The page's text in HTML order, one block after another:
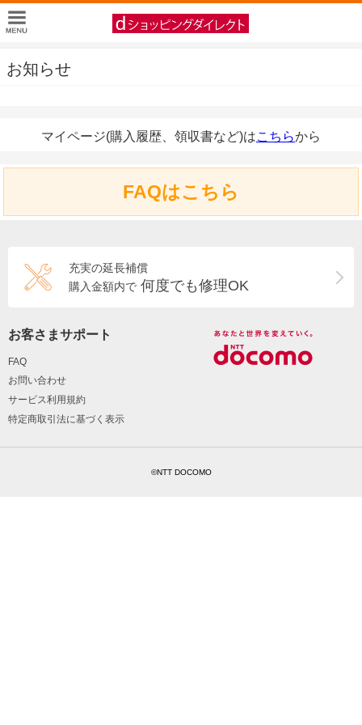
お知らせ
マイページ(購入履歴、領収書など)はこちらから
FAQはこちら
充実の延長補償
購入金額内で 何度でも修理OK
お客さまサポート
FAQ
お問い合わせ
サービス利用規約
特定商取引法に基づく表示
©NTT DOCOMO